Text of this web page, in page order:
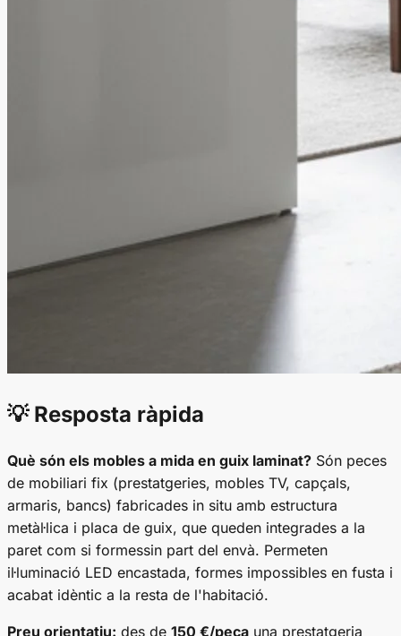
💡 Resposta ràpida
Què són els mobles a mida en guix laminat? Són peces
de mobiliari fix (prestatgeries, mobles TV, capçals,
armaris, bancs) fabricades in situ amb estructura
metàl·lica i placa de guix, que queden integrades a la
paret com si formessin part del envà. Permeten
il·luminació LED encastada, formes impossibles en fusta i
acabat idèntic a la resta de l'habitació.
Preu orientatiu: des de 150 €/peça una prestatgeria